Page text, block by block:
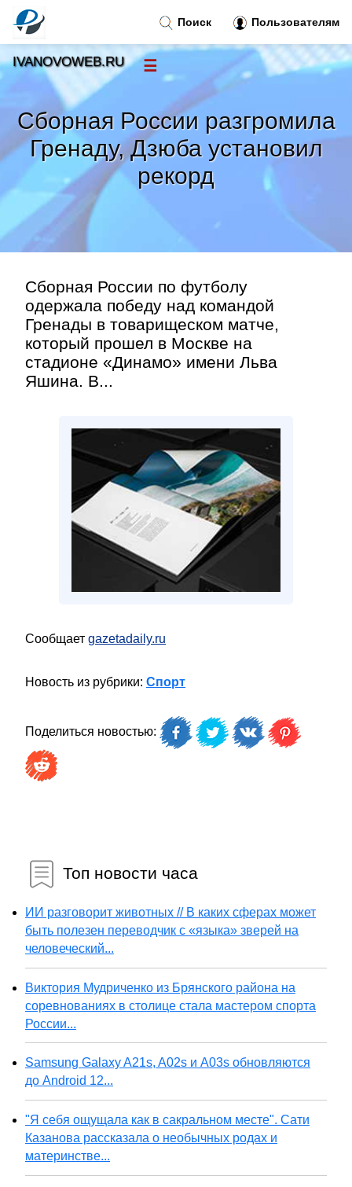
Сборная России разгромила
Гренаду, Дзюба установил
рекорд
Сборная России по футболу
одержала победу над командой
Гренады в товарищеском матче,
который прошел в Москве на
стадионе «Динамо» имени Льва
Яшина. В...
Сообщает gazetadaily.ru
Новость из рубрики: Спорт
Поделиться новостью:
Топ новости часа
ИИ разговорит животных // В каких сферах может
быть полезен переводчик с «языка» зверей на
человеческий...
Виктория Мудриченко из Брянского района на
соревнованиях в столице стала мастером спорта
России...
Samsung Galaxy A21s, A02s и A03s обновляются
до Android 12...
"Я себя ощущала как в сакральном месте". Сати
Казанова рассказала о необычных родах и
материнстве...
Поиск Пользователям
IVANOVOWEB.RU ☰
Новости
Тренды новостей»
»
Правила »